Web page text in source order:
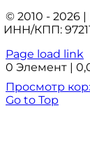
© 2010 -
ИНН/КПП:
Page load link
0 Элемент |
Просмотр
Go to Top